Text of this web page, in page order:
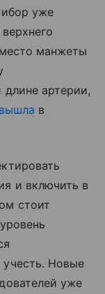
уже
манжеты
артерии,
вышла в
и включить в
стоит
Новые
уже